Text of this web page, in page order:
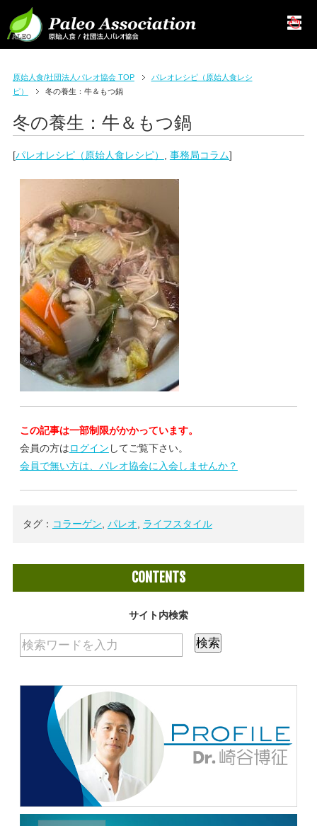
原始人食/社団法人パレオ協会 TOP
パレオレシピ（原始人食レシ
ピ）
冬の養生：牛＆もつ鍋
冬の養生：牛＆もつ鍋
[パレオレシピ（原始人食レシピ） 事務局コラム]
この記事は一部制限がかかっています。
会員の方はログイン してご覧下さい。
会員で無い方は、パレオ協会に入会しませんか？
タグ： コラーゲン パレオ ライフスタイル
CONTENTS
サイト内検索